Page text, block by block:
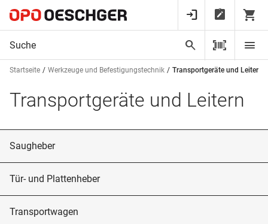
Startseite Werkzeuge und Befestigungstechnik Transportgeräte und Leitern
Transportgeräte und Leitern
Saugheber
Tür- und Plattenheber
Transportwagen